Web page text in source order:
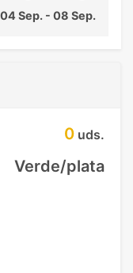
04 Sep. - 08 Sep.
0 uds.
Verde/plata